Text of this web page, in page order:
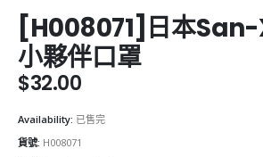
[H008071]日本San-
小夥伴口罩
$32.00
Availability: 已售完
貨號: H008071